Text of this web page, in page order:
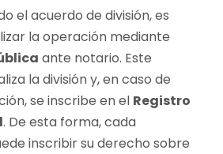
el acuerdo de división, es
la operación mediante
ante notario. Este
la división y, en caso de
se inscribe en el Registro
. De esta forma, cada
inscribir su derecho sobre